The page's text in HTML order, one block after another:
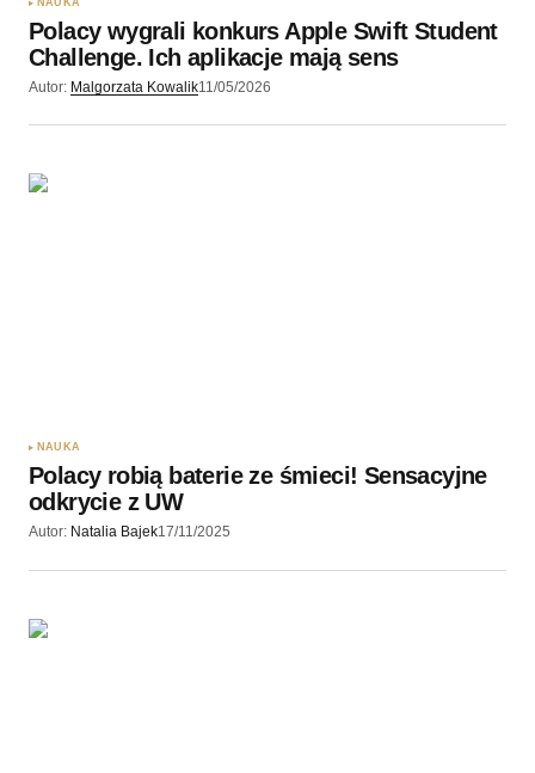
Wyślij komentarz
NAUKA
Polacy wygrali konkurs Apple Swift Student
Challenge. Ich aplikacje mają sens
Autor: Malgorzata Kowalik11/05/2026
NAUKA
Polacy robią baterie ze śmieci! Sensacyjne
odkrycie z UW
Autor: Natalia Bajek17/11/2025